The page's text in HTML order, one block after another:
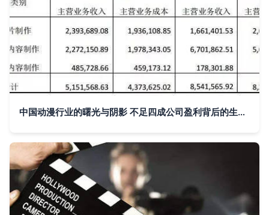
中国动漫行业的曙光与阴影 不足四成公司盈利背后的生存之道